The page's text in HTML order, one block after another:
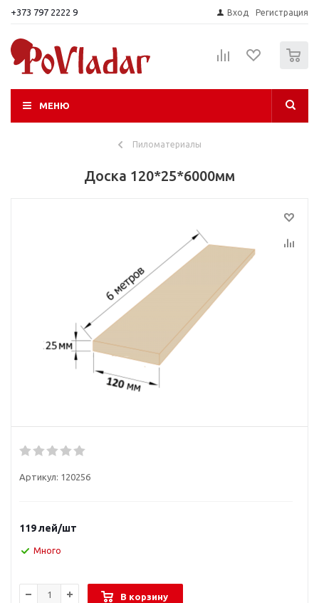
+373 797 2222 9 Вход Регистрация
МЕНЮ
Пиломатериалы
Доска 120*25*6000мм
Артикул: 120256
119лей/шт
Много
В корзину